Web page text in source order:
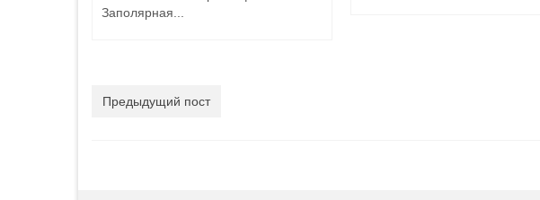
Заполярная...
Предыдущий пост